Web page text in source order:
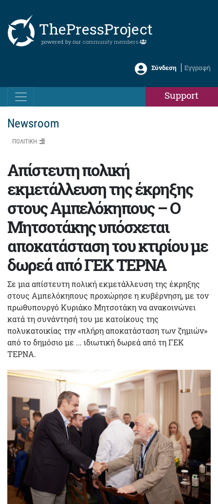
ThePressProject
powered by our community members
Σύνδεση Εγγραφή
Support
Newsroom
ΠΟΛΙΤΙΚΗ
Απίστευτη πολική
εκμετάλλευση της έκρηξης
στους Αμπελόκηπους – Ο
Μητσοτάκης υπόσχεται
αποκατάσταση του κτιρίου με
δωρεά από ΓΕΚ ΤΕΡΝΑ
Σε μια απίστευτη πολική εκμετάλλευση της έκρηξης
στους Αμπελόκηπους προχώρησε η κυβέρνηση, με τον
πρωθυπουργό Κυριάκο Μητσοτάκη να ανακοινώνει
κατά τη συνάντησή του με κατοίκους της
πολυκατοικίας την «πλήρη αποκατάσταση των ζημιών»
από το δημόσιο με ... ιδιωτική δωρεά από τη ΓΕΚ
ΤΕΡΝΑ.